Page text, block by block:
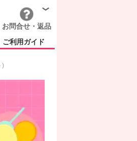
お問合せ・返品
ご利用ガイド
)